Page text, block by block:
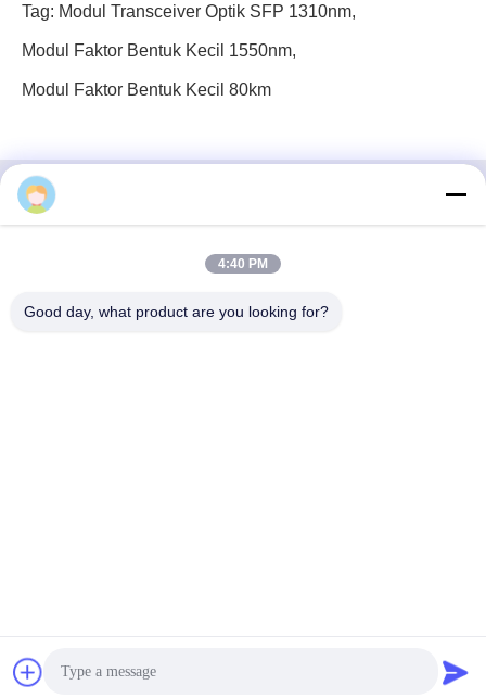
Tag: Modul Transceiver Optik SFP 1310nm,
Modul Faktor Bentuk Kecil 1550nm,
Modul Faktor Bentuk Kecil 80km
Surel: fanny@opticking.com
Kualitas Baik Modul Transceiver Optik Pemasok. Hak Cipta ©
2021-2026 opticking.com . Seluruh hak cipta.
4:40 PM
Good day, what product are you looking for?